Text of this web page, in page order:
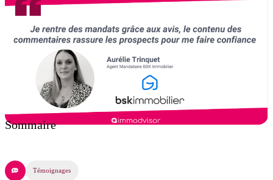
Sommaire
Témoignages